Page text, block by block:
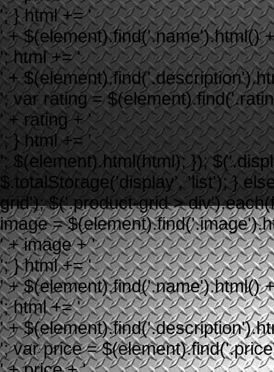
'; } html += '
' + $(element).find('.name').html()
'; html += '
' +
'; var rating =
' + rating + '
'; } html += '
'; $(element).html(html); });
$.totalStorage('display', 'list'); }
grid'); $('.product-grid >
image =
' + image + '
'; } html += '
' + $(element).find('.name').html()
'; html += '
' +
'; var price =